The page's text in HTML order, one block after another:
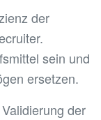
der
sein und
ersetzen.
der